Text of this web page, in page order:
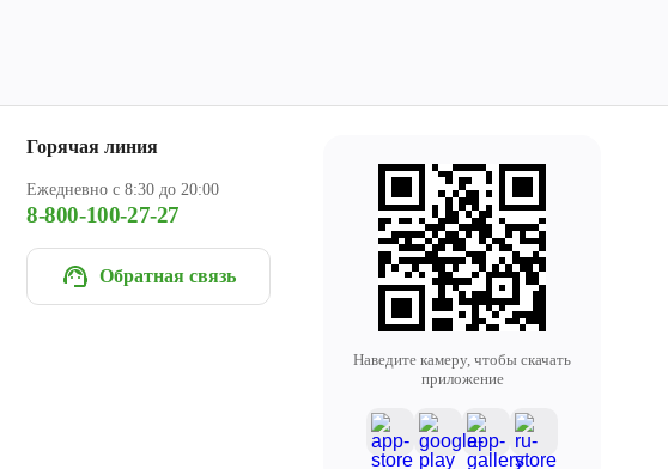
Горячая линия
Ежедневно с 8:30 до 20:00
8-800-100-27-27
Обратная связь
Наведите камеру, чтобы скачать
приложение